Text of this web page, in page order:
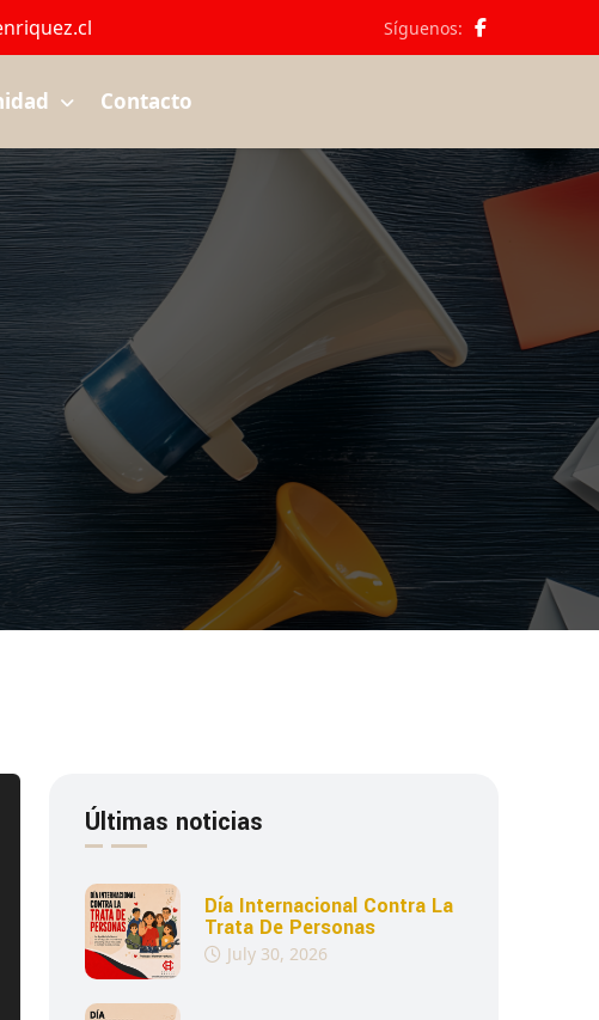
Síguenos:
Contacto
Últimas noticias
Día Internacional Contra La
Trata De Personas
July 30, 2026